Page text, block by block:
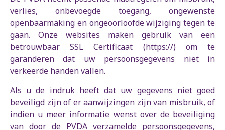
verlies, onbevoegde toegang, ongewenste
openbaarmaking en ongeoorloofde wijziging tegen te
gaan. Onze websites maken gebruik van een
betrouwbaar SSL Certificaat (https://) om te
garanderen dat uw persoonsgegevens niet in
verkeerde handen vallen.
Als u de indruk heeft dat uw gegevens niet goed
beveiligd zijn of er aanwijzingen zijn van misbruik, of
indien u meer informatie wenst over de beveiliging
van door de PVDA verzamelde persoonsgegevens,